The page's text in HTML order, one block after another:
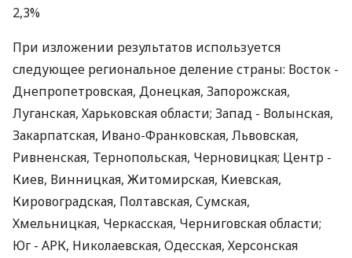
2,3%
При изложении результатов используется
следующее региональное деление страны: Восток -
Днепропетровская, Донецкая, Запорожская,
Луганская, Харьковская области; Запад - Волынская,
Закарпатская, Ивано-Франковская, Львовская,
Ривненская, Тернопольская, Черновицкая; Центр -
Киев, Винницкая, Житомирская, Киевская,
Кировоградская, Полтавская, Сумская,
Хмельницкая, Черкасская, Черниговская области;
Юг - АРК, Николаевская, Одесская, Херсонская